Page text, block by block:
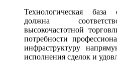
Технологическая база
должна
высокочастотной
потребности
инфраструктуру
исполнения сделок и